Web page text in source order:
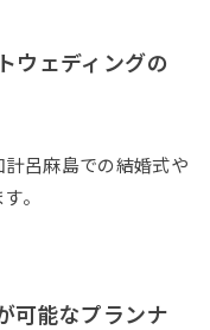
ウェディングの
呂麻島での結婚式や
。
可能なプランナ